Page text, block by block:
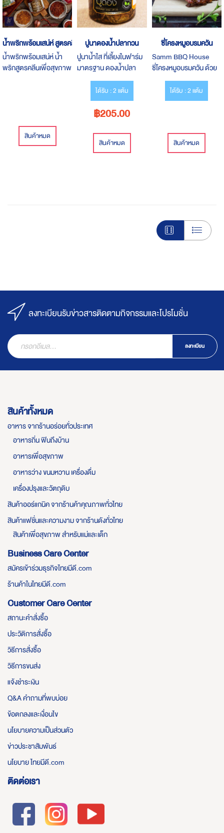
น้ำพริกพร้อมเสน่ห์ สูตรคลีนเพื่อสุขภาพ 5 รสชาติ
น้ำพริกพร้อมเสน่ห์ น้ำ
พริกสูตรคลีนเพื่อสุขภาพ
สินค้าหมด
ปูนาดองน้ำปลากวน
ปูนาน้ำใส ที่เลี้ยงในฟาร์ม
มาตรฐาน ดองน้ำปลา
กวนสูตรพิเศษ เค็มกำลังดี
ได้รับ : 2 แต้ม
฿205.00
สินค้าหมด
ซี่โครงหมูอบรมควัน
Samm BBQ House
ซี่โครงหมูอบรมควัน ด้วย
ไม้ Hickory ไม้ที่
หอม..ที่สุด!! ในการทำ
บาร์บีคิว
ได้รับ : 2 แต้ม
สินค้าหมด
ลงทะเบียนรับข่าวสารติดตามกิจกรรมและโปรโมชั่น
ลงทะเบียน
สินค้าทั้งหมด
อาหาร จากร้านอร่อยทั่วประเทศ
อาหารถิ่น ฟินถึงบ้าน
อาหารเพื่อสุขภาพ
อาหารว่าง ขนมหวาน เครื่องดื่ม
เครื่องปรุงและวัตถุดิบ
สินค้าออร์แกนิค จากร้านค้าคุณภาพทั่วไทย
สินค้าแฟชั่นและความงาม จากร้านดังทั่วไทย
สินค้าเพื่อสุขภาพ สำหรับแม่และเด็ก
Business Care Center
สมัครเข้าร่วมธุรกิจไทยมีดี.com
ร้านค้าในไทยมีดี.com
Customer Care Center
สถานะคำสั่งซื้อ
ประวัติการสั่งซื้อ
วิธีการสั่งซื้อ
วิธีการขนส่ง
แจ้งชำระเงิน
Q&A คำถามที่พบบ่อย
ข้อตกลงและเงื่อนไข
นโยบายความเป็นส่วนตัว
ข่าวประชาสัมพันธ์
นโยบาย ไทยมีดี.com
ติดต่อเรา